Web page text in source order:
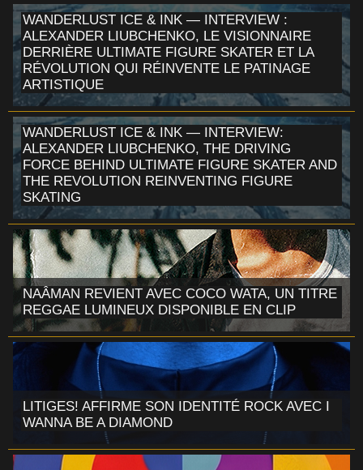
WANDERLUST ICE & INK — INTERVIEW :
ALEXANDER LIUBCHENKO, LE VISIONNAIRE
DERRIÈRE ULTIMATE FIGURE SKATER ET LA
RÉVOLUTION QUI RÉINVENTE LE PATINAGE
ARTISTIQUE
WANDERLUST ICE & INK — INTERVIEW:
ALEXANDER LIUBCHENKO, THE DRIVING
FORCE BEHIND ULTIMATE FIGURE SKATER AND
THE REVOLUTION REINVENTING FIGURE
SKATING
NAÂMAN REVIENT AVEC COCO WATA, UN TITRE
REGGAE LUMINEUX DISPONIBLE EN CLIP
LITIGES! AFFIRME SON IDENTITÉ ROCK AVEC I
WANNA BE A DIAMOND